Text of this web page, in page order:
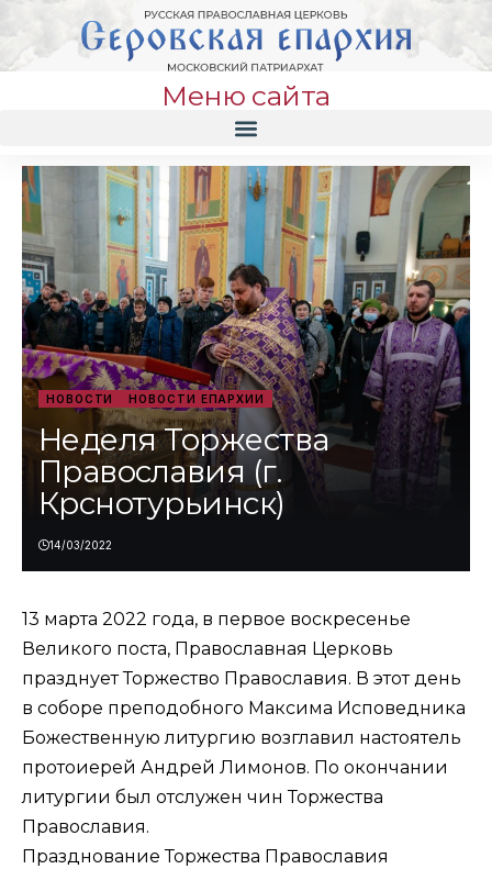
Меню сайта
НОВОСТИ НОВОСТИ ЕПАРХИИ
Неделя Торжества
Православия (г.
Крснотурьинск)
14/03/2022
13 марта 2022 года, в первое воскресенье
Великого поста, Православная Церковь
празднует Торжество Православия. В этот день
в соборе преподобного Максима Исповедника
Божественную литургию возглавил настоятель
протоиерей Андрей Лимонов. По окончании
литургии был отслужен чин Торжества
Православия.
Празднование Торжества Православия